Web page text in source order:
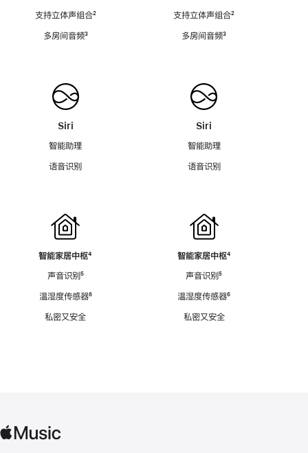
支持立体声组合脚
²
多房间音频脚
³
Siri
智能助理
语音识别
智能家居中枢脚
⁴
声音识别脚
⁵
温湿度传感器脚
⁶
私密又安全
支持立体声组合脚
²
多房间音频脚
³
Siri
智能助理
语音识别
智能家居中枢脚
⁴
声音识别脚
⁵
温湿度传感器脚
⁶
私密又安全